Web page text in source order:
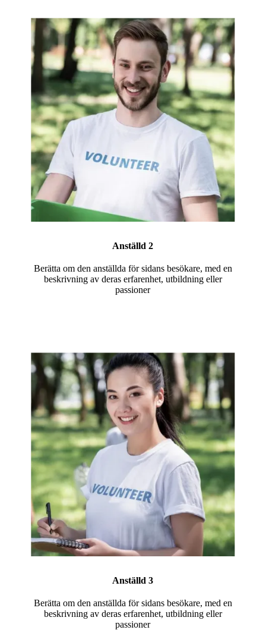
Anställd 2
Berätta om den anställda för sidans besökare, med en
beskrivning av deras erfarenhet, utbildning eller
passioner
Anställd 3
Berätta om den anställda för sidans besökare, med en
beskrivning av deras erfarenhet, utbildning eller
passioner